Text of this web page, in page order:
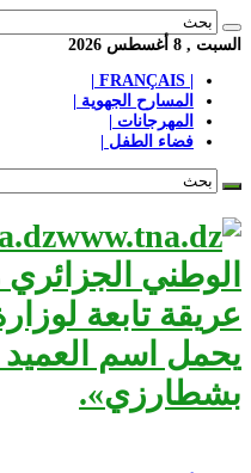
السبت , 8 أغسطس 2026
المسارح الجهوية |
المهرجانات |
فضاء الطفل |
الوطني
عريقة تابعة
يحمل اسم
بشطارزي».